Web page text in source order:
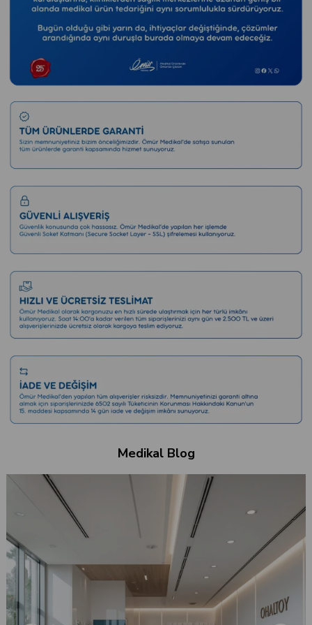
Medikal Blog
Düşük Tansiyona Ne İyi Gelir?
Gün içinde aniden gelen bir baş dönmesi,
bağının çözülmesiyle ayağa kalkmakta
ve hemen “Tansiyonum düştü galiba” deriz.